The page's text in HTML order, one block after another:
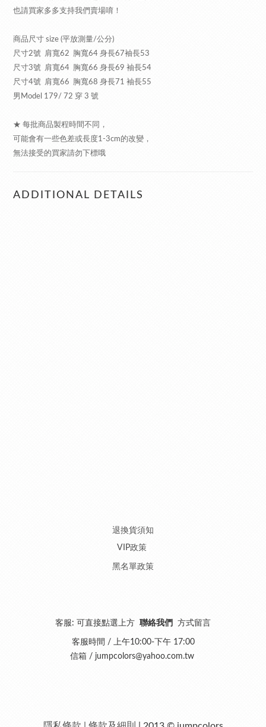
也請買家多多支持我們賣場唷！
商品尺寸 size (平放測量/公分)
尺寸2號 肩寬62 胸寬64 身長67袖長53
尺寸3號 肩寬64 胸寬66 身長69 袖長54
尺寸4號 肩寬66 胸寬68 身長71 袖長55
男Model 179/ 72 穿 3 號
★ 每批商品製程時間不同，
可能會有一些色差或長度1-3cm的改變，
無法接受的買家請勿下標哦
ADDITIONAL DETAILS
退換貨須知
VIP政策
黑名單政策
客服: 可直接點選上方 聯絡我們 方式留言
客服時間 / 上午10:00-下午 17:00
信箱 / jumpcolors@yahoo.com.tw